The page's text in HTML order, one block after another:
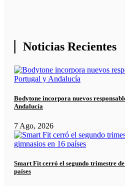
Noticias Recientes
Bodytone incorpora nuevos
Andalucía
7 Ago, 2026
Smart Fit cerró el segundo trimestre
países